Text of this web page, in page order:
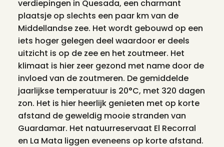
verdiepingen in Quesada, een charmant
plaatsje op slechts een paar km van de
Middellandse zee. Het wordt gebouwd op een
iets hoger gelegen deel waardoor er deels
uitzicht is op de zee en het zoutmeer. Het
klimaat is hier zeer gezond met name door de
invloed van de zoutmeren. De gemiddelde
jaarlijkse temperatuur is 20°C, met 320 dagen
zon. Het is hier heerlijk genieten met op korte
afstand de geweldig mooie stranden van
Guardamar. Het natuurreservaat El Recorral
en La Mata liggen eveneens op korte afstand.